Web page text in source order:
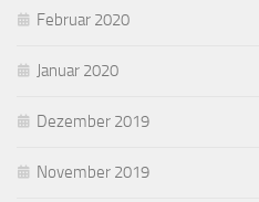
Februar 2020
Januar 2020
Dezember 2019
November 2019